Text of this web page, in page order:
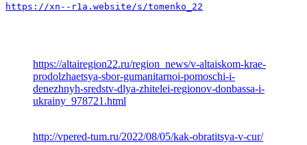
https://xn--r1a.website/s/tomenko_22
https://altairegion22.ru/region_news/v-altaiskom-krae-
prodolzhaetsya-sbor-gumanitarnoi-pomoschi-i-
denezhnyh-sredstv-dlya-zhitelei-regionov-donbassa-i-
ukrainy_978721.html
http://vpered-tum.ru/2022/08/05/kak-obratitsya-v-cur/